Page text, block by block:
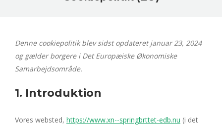
Denne cookiepolitik blev sidst opdateret januar 23, 2024
og gælder borgere i Det Europæiske Økonomiske
Samarbejdsområde.
1. Introduktion
Vores websted, https://www.xn--springbrttet-edb.nu (i det